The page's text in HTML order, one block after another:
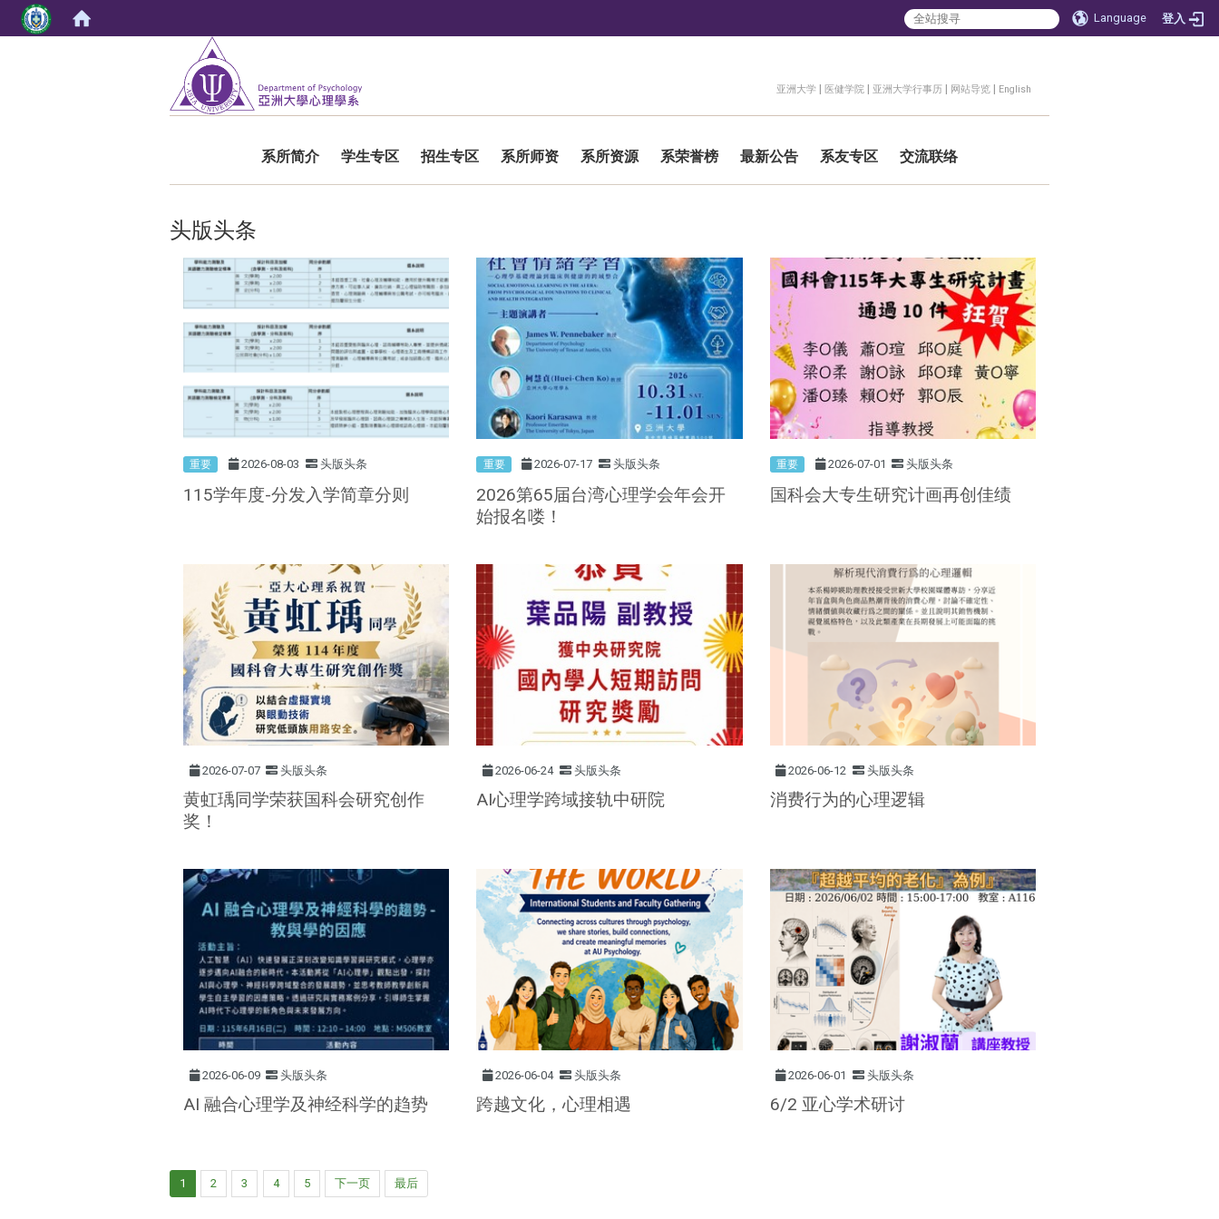
Language 登入
亚洲大学 | 医健学院 | 亚洲大学行事历 | 网站导览 | English
系所简介
学生专区 招生专区 系所师资 系所资源 系荣誉榜 最新公告 系友专区 交流联络
头版头条
重要 2026-08-03 头版头条
115学年度-分发入学简章分则
重要 2026-07-17 头版头条
2026第65届台湾心理学会年会开
始报名喽！
重要 2026-07-01 头版头条
国科会大专生研究计画再创佳绩
2026-07-07 头版头条
黄虹瑀同学荣获国科会研究创作
奖！
2026-06-24 头版头条
AI心理学跨域接轨中研院
2026-06-12 头版头条
消费行为的心理逻辑
2026-06-09 头版头条
AI 融合心理学及神经科学的趋势
2026-06-04 头版头条
跨越文化，心理相遇
2026-06-01 头版头条
6/2 亚心学术研讨
1 2 3 4 5 下一页 最后